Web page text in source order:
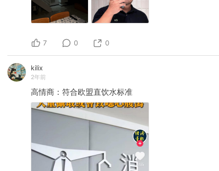
7 0 0
kilix
2年前
高情商：符合欧盟直饮水标准